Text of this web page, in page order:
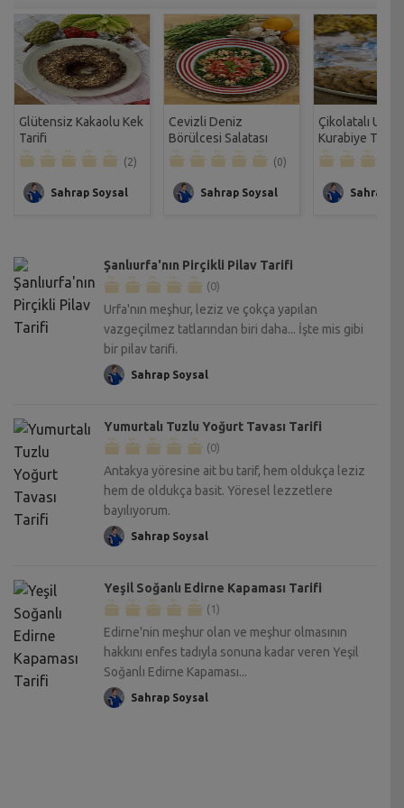
Glütensiz Kakaolu Kek
Tarifi
(2)
Sahrap Soysal
Cevizli Deniz
Börülcesi Salatası
Tarifi
(0)
Sahrap Soysal
Çikolatalı
Kurabiye Tarifi
Sahrap
Şanlıurfa'nın Pirçikli Pilav Tarifi
(0)
Urfa'nın meşhur, leziz ve çokça yapılan
vazgeçilmez tatlarından biri daha... İşte mis gibi
bir pilav tarifi.
Sahrap Soysal
Yumurtalı Tuzlu Yoğurt Tavası Tarifi
(0)
Antakya yöresine ait bu tarif, hem oldukça leziz
hem de oldukça basit. Yöresel lezzetlere
bayılıyorum.
Sahrap Soysal
Yeşil Soğanlı Edirne Kapaması Tarifi
(1)
Edirne'nin meşhur olan ve meşhur olmasının
hakkını enfes tadıyla sonuna kadar veren Yeşil
Soğanlı Edirne Kapaması...
Sahrap Soysal